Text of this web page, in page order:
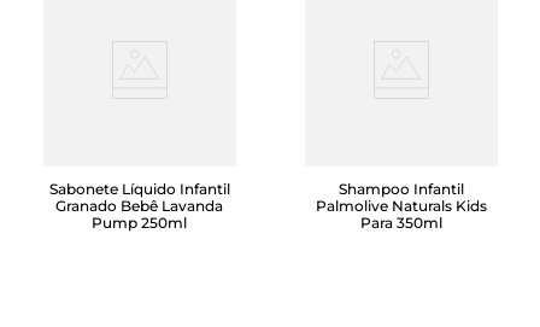
Sabonete Líquido Infantil
Granado Bebê Lavanda
Pump 250ml
Shampoo Infantil
Palmolive Naturals Kids
Para 350ml